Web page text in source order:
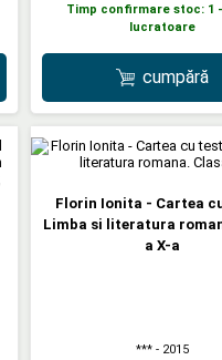
Timp confirmare stoc: 1
lucratoare
cumpără
Florin Ionita - Cartea
Limba si literatura
a X-a
*** - 2015